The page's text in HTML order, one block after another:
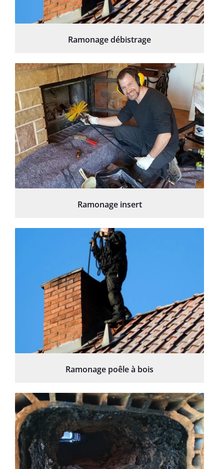
Ramonage débistrage
Ramonage insert
Ramonage poêle à bois